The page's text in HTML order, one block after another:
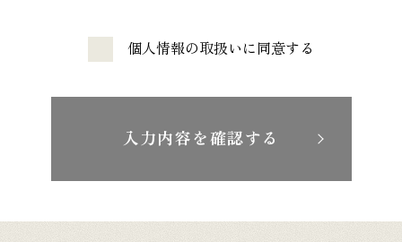
個人情報の取扱いに同意する
入力内容を確認する